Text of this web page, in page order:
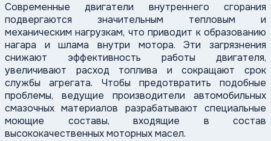
Современные двигатели внутреннего сгорания
подвергаются значительным тепловым и
механическим нагрузкам, что приводит к образованию
нагара и шлама внутри мотора. Эти загрязнения
снижают эффективность работы двигателя,
увеличивают расход топлива и сокращают срок
службы агрегата. Чтобы предотвратить подобные
проблемы, ведущие производители автомобильных
смазочных материалов разрабатывают специальные
моющие составы, входящие в состав
высококачественных моторных масел.